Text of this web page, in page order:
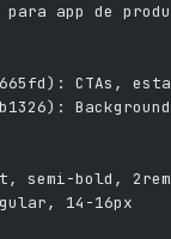
app de
CTAs,
semi-bold, 2rem
14-16px